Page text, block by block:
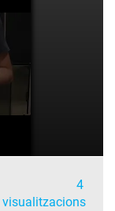
4
visualitzacions